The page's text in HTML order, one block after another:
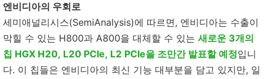
엔비디아의 우회로
세미애널리시스(SemiAnalysis)에 따르면, 엔비디아는 수출이
막힐 수 있는 H800과 A800을 대체할 수 있는 새로운 3개의
칩 HGX H20, L20 PCIe, L2 PCIe을 조만간 발표할 예정입니
다. 이 칩들은 엔비디아의 최신 기능 대부분을 담고 있지만, 일